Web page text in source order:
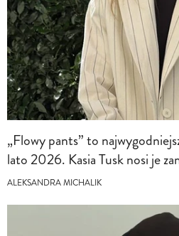
„Flowy pants” to
lato 2026. Kasia Tusk nosi je
ALEKSANDRA MICHALIK